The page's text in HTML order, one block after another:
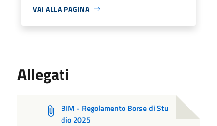
VAI ALLA PAGINA
Allegati
BIM - Regolamento Borse di Stu
dio 2025